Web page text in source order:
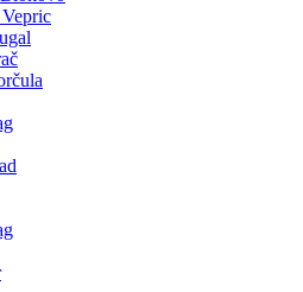
Vepric